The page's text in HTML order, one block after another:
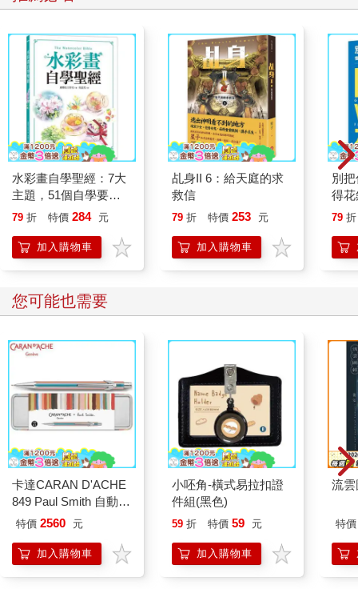
水彩畫自學聖經：7大
主題，51個自學要
點，一本最全面的水彩
79 折 特價 284 元
加入購物車
乩身II 6：給天庭的求
救信
79 折 特價 253 元
加入購物車
別
得
—理
79 折
您可能也需要
卡達CARAN D'ACHE
849 Paul Smith 自動鉛
筆 ED.5 條紋銀
特價 2560 元
加入購物車
小呸角-橫式易拉扣證
件組(黑色)
59 折 特價 59 元
加入購物車
流
特價